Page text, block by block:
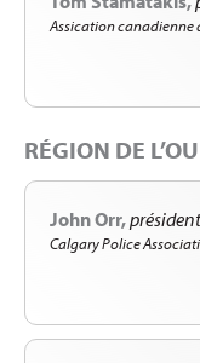
Assication canadienne
RÉGION DE
John Orr président
Calgary Police